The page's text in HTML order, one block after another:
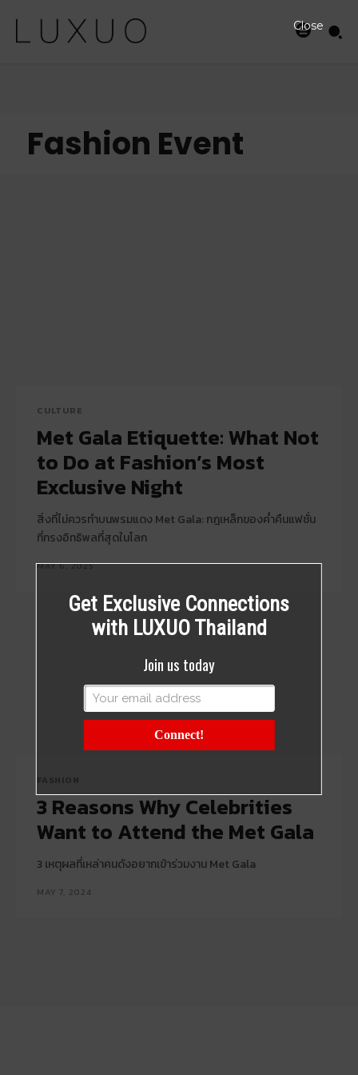
Fashion Event
CULTURE
Met Gala Etiquette: What Not
to Do at Fashion’s Most
Exclusive Night
สิ่งที่ไม่ควรทำบนพรมแดง Met Gala: กฎเหล็กของค่ำคืนแฟชั่น
ที่ทรงอิทธิพลที่สุดในโลก
MAY 6, 2025
3 Reasons Why Celebrities
Want to Attend the Met Gala
3 เหตุผลที่เหล่าคนดังอยากเข้าร่วมงาน Met Gala
MAY 7, 2024
Get Exclusive Connections
with LUXUO Thailand
Join us today
Connect!
Close